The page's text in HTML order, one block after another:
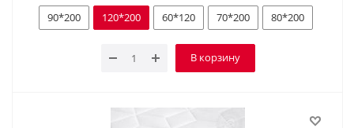
90*200 120*200 60*120 70*200 80*200
В корзину